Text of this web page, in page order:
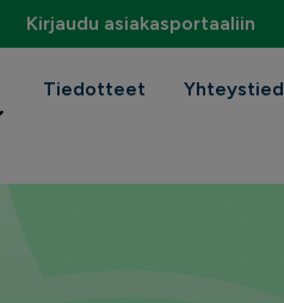
alavalikko
Kirjaudu asiakasportaaliin
kohteen Maventa API
Tiedotteet